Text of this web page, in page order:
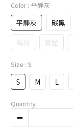
Color : 平靜灰
平靜灰 碳黑
藕粉
寶藍
Size : S
S M L
Quantity